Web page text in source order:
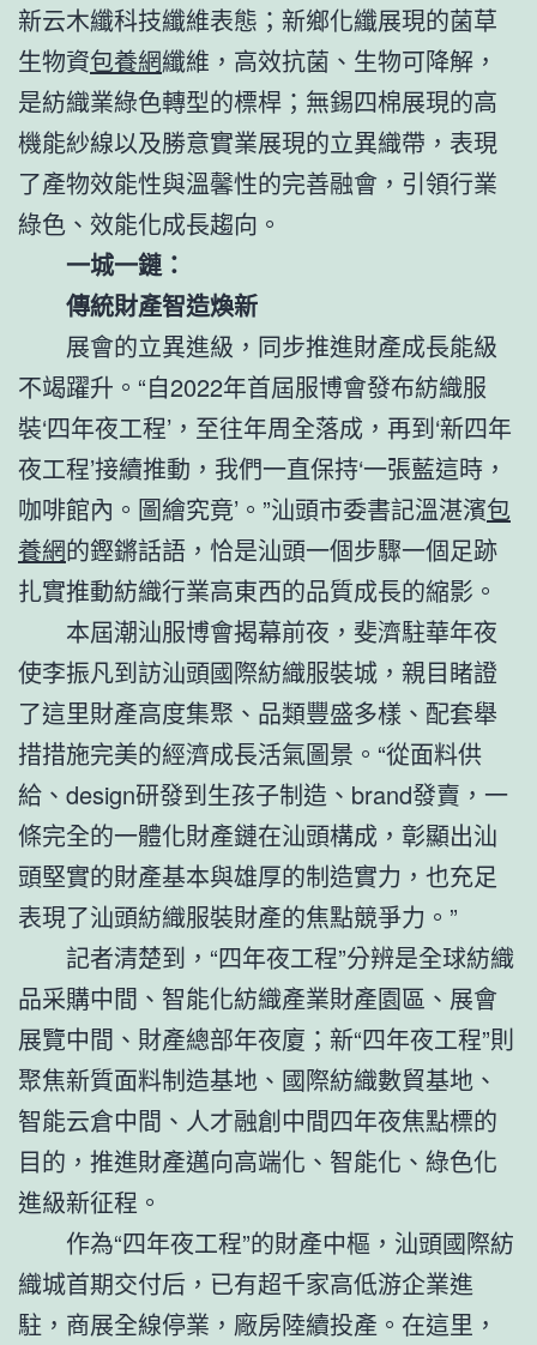
新云木纖科技纖維表態；新鄉化纖展現的菌草
生物資包養網纖維，高效抗菌、生物可降解，
是紡織業綠色轉型的標桿；無錫四棉展現的高
機能紗線以及勝意實業展現的立異織帶，表現
了產物效能性與溫馨性的完善融會，引領行業
綠色、效能化成長趨向。
一城一鏈：
傳統財產智造煥新
展會的立異進級，同步推進財產成長能級
不竭躍升。“自2022年首屆服博會發布紡織服
裝‘四年夜工程’，至往年周全落成，再到‘新四年
夜工程’接續推動，我們一直保持‘一張藍這時，
咖啡館內。圖繪究竟’。”汕頭市委書記溫湛濱包
養網的鏗鏘話語，恰是汕頭一個步驟一個足跡
扎實推動紡織行業高東西的品質成長的縮影。
本屆潮汕服博會揭幕前夜，斐濟駐華年夜
使李振凡到訪汕頭國際紡織服裝城，親目睹證
了這里財產高度集聚、品類豐盛多樣、配套舉
措措施完美的經濟成長活氣圖景。“從面料供
給、design研發到生孩子制造、brand發賣，一
條完全的一體化財產鏈在汕頭構成，彰顯出汕
頭堅實的財產基本與雄厚的制造實力，也充足
表現了汕頭紡織服裝財產的焦點競爭力。”
記者清楚到，“四年夜工程”分辨是全球紡織
品采購中間、智能化紡織產業財產園區、展會
展覽中間、財產總部年夜廈；新“四年夜工程”則
聚焦新質面料制造基地、國際紡織數貿基地、
智能云倉中間、人才融創中間四年夜焦點標的
目的，推進財產邁向高端化、智能化、綠色化
進級新征程。
作為“四年夜工程”的財產中樞，汕頭國際紡
織城首期交付后，已有超千家高低游企業進
駐，商展全線停業，廠房陸續投產。在這里，